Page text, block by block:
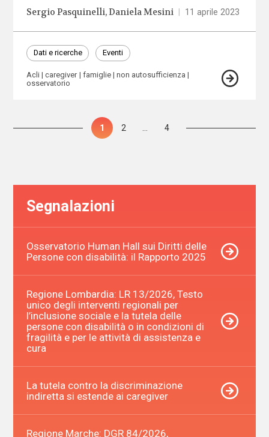
Sergio Pasquinelli Daniela Mesini | 11 aprile 2023
Dati e ricerche Eventi
Acli caregiver famiglie
non autosufficienza
osservatorio
Paginazione
Pagina
1 Pagina
2 Pagina
4
Segnalazioni
Osservatorio Human Hall sui Diritti delle
Persone con disabilità: il Rapporto 2025
Regione Lombardia: LR 13/2026, Testo
unico degli interventi regionali per
l’inclusione sociale e la tutela delle
persone con disabilità o in condizioni di
fragilità e per le attività di assistenza e
cura
La tutela contro la discriminazione
indiretta si estende ai caregiver
Regione Marche: DGR 84/2026,